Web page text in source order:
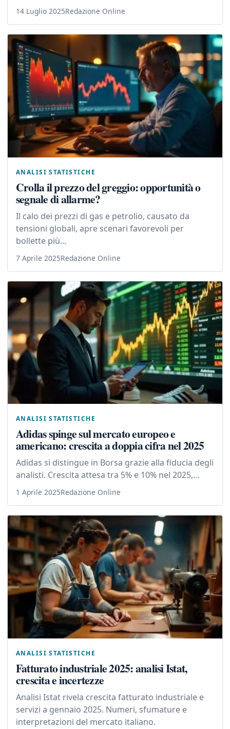
14 Luglio 2025Redazione Online
ANALISI STATISTICHE
Crolla il prezzo del greggio: opportunità o
segnale di allarme?
Il calo dei prezzi di gas e petrolio, causato da
tensioni globali, apre scenari favorevoli per
bollette più...
7 Aprile 2025Redazione Online
ANALISI STATISTICHE
Adidas spinge sul mercato europeo e
americano: crescita a doppia cifra nel 2025
Adidas si distingue in Borsa grazie alla fiducia degli
analisti. Crescita attesa tra 5% e 10% nel 2025,...
1 Aprile 2025Redazione Online
ANALISI STATISTICHE
Fatturato industriale 2025: analisi Istat,
crescita e incertezze
Analisi Istat rivela crescita fatturato industriale e
servizi a gennaio 2025. Numeri, sfumature e
interpretazioni del mercato italiano.